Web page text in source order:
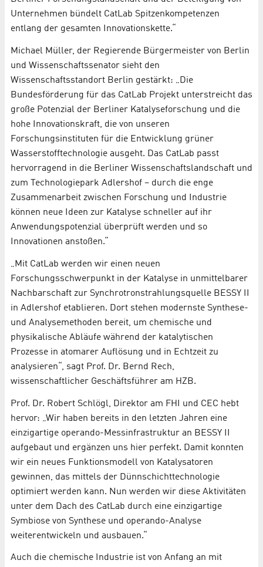
Unternehmen bündelt CatLab Spitzenkompetenzen
entlang der gesamten Innovationskette.“
Michael Müller, der Regierende Bürgermeister von Berlin
und Wissenschaftssenator sieht den
Wissenschaftsstandort Berlin gestärkt: „Die
Bundesförderung für das CatLab Projekt unterstreicht das
große Potenzial der Berliner Katalyseforschung und die
hohe Innovationskraft, die von unseren
Forschungsinstituten für die Entwicklung grüner
Wasserstofftechnologie ausgeht. Das CatLab passt
hervorragend in die Berliner Wissenschaftslandschaft und
zum Technologiepark Adlershof – durch die enge
Zusammenarbeit zwischen Forschung und Industrie
können neue Ideen zur Katalyse schneller auf ihr
Anwendungspotenzial überprüft werden und so
Innovationen anstoßen.“
„Mit CatLab werden wir einen neuen
Forschungsschwerpunkt in der Katalyse in unmittelbarer
Nachbarschaft zur Synchrotronstrahlungsquelle BESSY II
in Adlershof etablieren. Dort stehen modernste Synthese-
und Analysemethoden bereit, um chemische und
physikalische Abläufe während der katalytischen
Prozesse in atomarer Auflösung und in Echtzeit zu
analysieren“, sagt Prof. Dr. Bernd Rech,
wissenschaftlicher Geschäftsführer am HZB.
Prof. Dr. Robert Schlögl, Direktor am FHI und CEC hebt
hervor: „Wir haben bereits in den letzten Jahren eine
einzigartige operando-Messinfrastruktur an BESSY II
aufgebaut und ergänzen uns hier perfekt. Damit konnten
wir ein neues Funktionsmodell von Katalysatoren
gewinnen, das mittels der Dünnschichttechnologie
optimiert werden kann. Nun werden wir diese Aktivitäten
unter dem Dach des CatLab durch eine einzigartige
Symbiose von Synthese und operando-Analyse
weiterentwickeln und ausbauen.“
Auch die chemische Industrie ist von Anfang an mit